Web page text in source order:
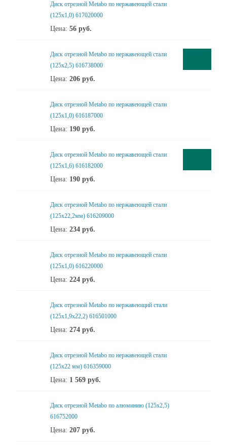
Диск отрезной Metabo по нержавеющей стали
(125x1,0) 617020000
Цена: 56 руб.
Диск отрезной Metabo по нержавеющей стали
(125x2,5) 616738000
Цена: 206 руб.
Диск отрезной Metabo по нержавеющей стали
(125x1,0) 616187000
Цена: 190 руб.
Диск отрезной Metabo по нержавеющей стали
(125x1,6) 616182000
Цена: 190 руб.
Диск отрезной Metabo по нержавеющей стали
(125х22,2мм) 616209000
Цена: 234 руб.
Диск отрезной Metabo по нержавеющей стали
(125x1,0) 616220000
Цена: 224 руб.
Диск отрезной Metabo по нержавеющий стали
(125x1,9x22,2) 616501000
Цена: 274 руб.
Диск отрезной Metabo по нержавеющей стали
(125x22 мм) 616359000
Цена: 1 569 руб.
Диск отрезной Metabo по алюминию (125x2,5)
616752000
Цена: 207 руб.